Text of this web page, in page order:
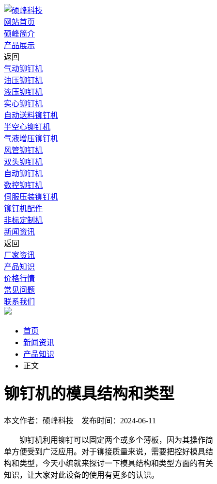
网站首页
硕峰简介
产品展示
返回
气动铆钉机
油压铆钉机
液压铆钉机
实心铆钉机
自动送料铆钉机
半空心铆钉机
气液增压铆钉机
风管铆钉机
双头铆钉机
自动铆钉机
数控铆钉机
伺服压装铆钉机
铆钉机配件
非标定制机
新闻资讯
返回
厂家资讯
产品知识
价格行情
常见问题
联系我们
首页
新闻资讯
产品知识
正文
铆钉机的模具结构和类型
本文作者：硕峰科技 发布时间：2024-06-11
铆钉机利用铆钉可以固定两个或多个薄板，因为其操作简
单方便受到广泛应用。对于铆接质量来说，需要把控好模具结
构和类型，今天小编就来探讨一下模具结构和类型方面的有关
知识，让大家对此设备的使用有更多的认识。